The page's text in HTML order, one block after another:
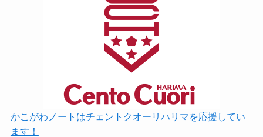
かこがわノートはチェントクオーリハリマを応援してい
ます！